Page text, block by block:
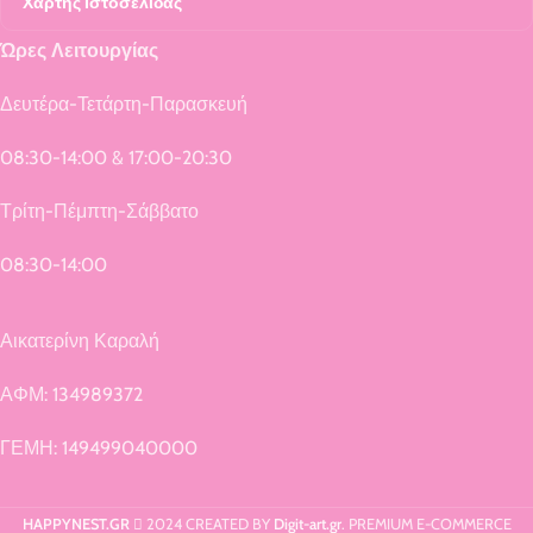
Ώρες Λειτουργίας
Δευτέρα-Τετάρτη-Παρασκευή
08:30-14:00 & 17:00-20:30
Τρίτη-Πέμπτη-Σάββατο
08:30-14:00
Αικατερίνη Καραλή
ΑΦΜ: 134989372
ΓΕΜΗ: 149499040000
HAPPYNEST.GR 2024 CREATED BY Digit-art.gr. PREMIUM E-COMMERCE